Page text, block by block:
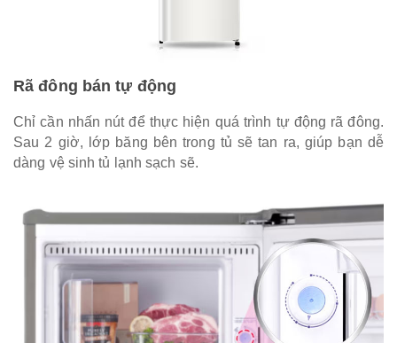
Rã đông bán tự động
Chỉ cần nhấn nút để thực hiện quá trình tự động rã đông.
Sau 2 giờ, lớp băng bên trong tủ sẽ tan ra, giúp bạn dễ
dàng vệ sinh tủ lạnh sạch sẽ.